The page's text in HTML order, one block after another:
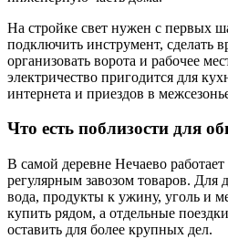
На стройке свет нужен с первых
подключить инструмент, сделать
организовать ворота и рабочее
электричество пригодится для
интернета и приездов в
Что есть поблизости для
В самой деревне Нечаево
регулярным завозом товаров. Для
вода, продукты к ужину, уголь и
купить рядом, а отдельные
оставить для более крупных дел.